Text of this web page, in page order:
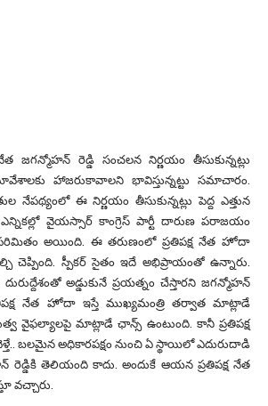
జగన్మోహన్ రెడ్డి సంచలన నిర్ణయం తీసుకున్నట్లు
హాజరుకావాలని భావిస్తున్నట్టు సమాచారం.
ఈ నిర్ణయం తీసుకున్నట్లు పెద్ద ఎత్తున
ఎన్నికల్లో వైయస్సార్ కాంగ్రెస్ పార్టీ దారుణ పరాజయం
పరిమితం అయింది. ఈ తరుణంలో ప్రతిపక్ష నేత హోదా
చెప్పింది. స్పీకర్ సైతం ఇదే అభిప్రాయంతో ఉన్నారు.
అడ్డుకునే ప్రయత్నం చేస్తారని జగన్మోహన్
నేత హోదా ఇస్తే ముఖ్యమంత్రి తర్వాత మాట్లాడే
వైఫల్యాలపై మాట్లాడే ఛాన్స్ ఉంటుంది. కానీ ప్రతిపక్ష
బలమైన అధికారపక్షం నుంచి ఏ స్థాయిలో ఎదురుదాడి
రెడ్డికి తెలియంది కాదు. అందుకే ఆయన ప్రతిపక్ష నేత
వచ్చారు.